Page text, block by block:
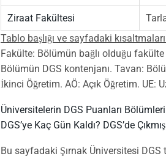
Ziraat Fakültesi
Tablo başlığı ve sayfadaki
Fakülte: Bölümün bağlı olduğu
Bölümün DGS kontenjanı. Tavan:
İkinci Öğretim. AÖ: Açık Öğretim. UE:
Üniversitelerin DGS Puanları
DGS’ye Kaç Gün Kaldı? DGS’de
Bu sayfadaki Şırnak Üniversitesi DGS